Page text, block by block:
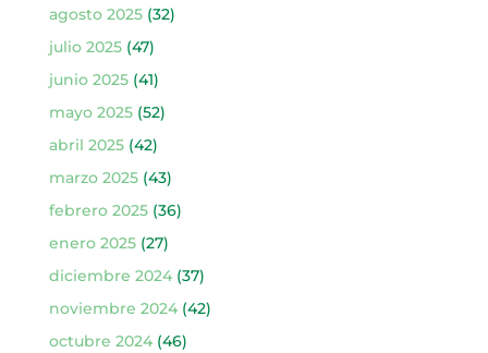
agosto 2025(32)
julio 2025(47)
junio 2025(41)
mayo 2025(52)
abril 2025(42)
marzo 2025(43)
febrero 2025(36)
enero 2025(27)
diciembre 2024(37)
noviembre 2024(42)
octubre 2024(46)